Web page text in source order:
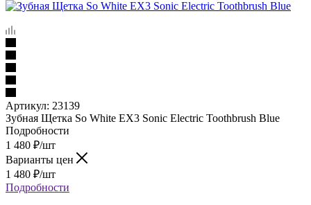
Артикул: 23139
Зубная Щетка So White EX3 Sonic Electric Toothbrush Blue
Подробности
1 480 ₽/шт
Варианты цен
1 480 ₽/шт
Подробности